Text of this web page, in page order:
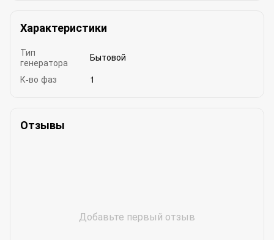
Характеристики
Тип
генератора
Бытовой
К-во фаз
1
Отзывы
Добавьте первый отзыв